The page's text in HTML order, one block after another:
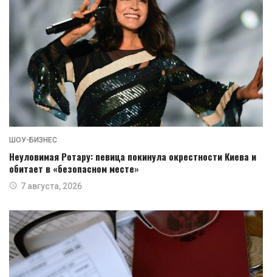
ШОУ-БИЗНЕС
Неуловимая Ротару: певица покинула окрестности Киева и
обитает в «безопасном месте»
7 августа, 2026